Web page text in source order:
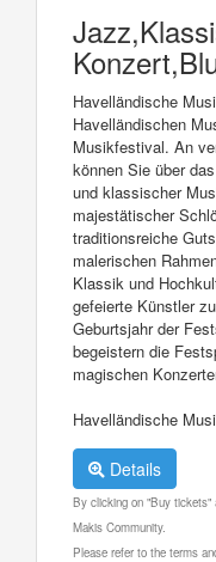
Havelländische
Havelländischen
Musikfestival. An
können Sie über
und klassischer
majestätischer
traditionsreiche
malerischen
Klassik und
gefeierte Künstler
Geburtsjahr der
begeistern die
magischen
Havelländische
Details
By clicking on "Buy tickets"
Makis Community.
Please refer to the terms